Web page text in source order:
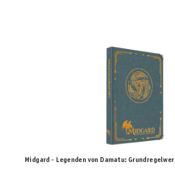
Midgard - Legenden von Damatu: